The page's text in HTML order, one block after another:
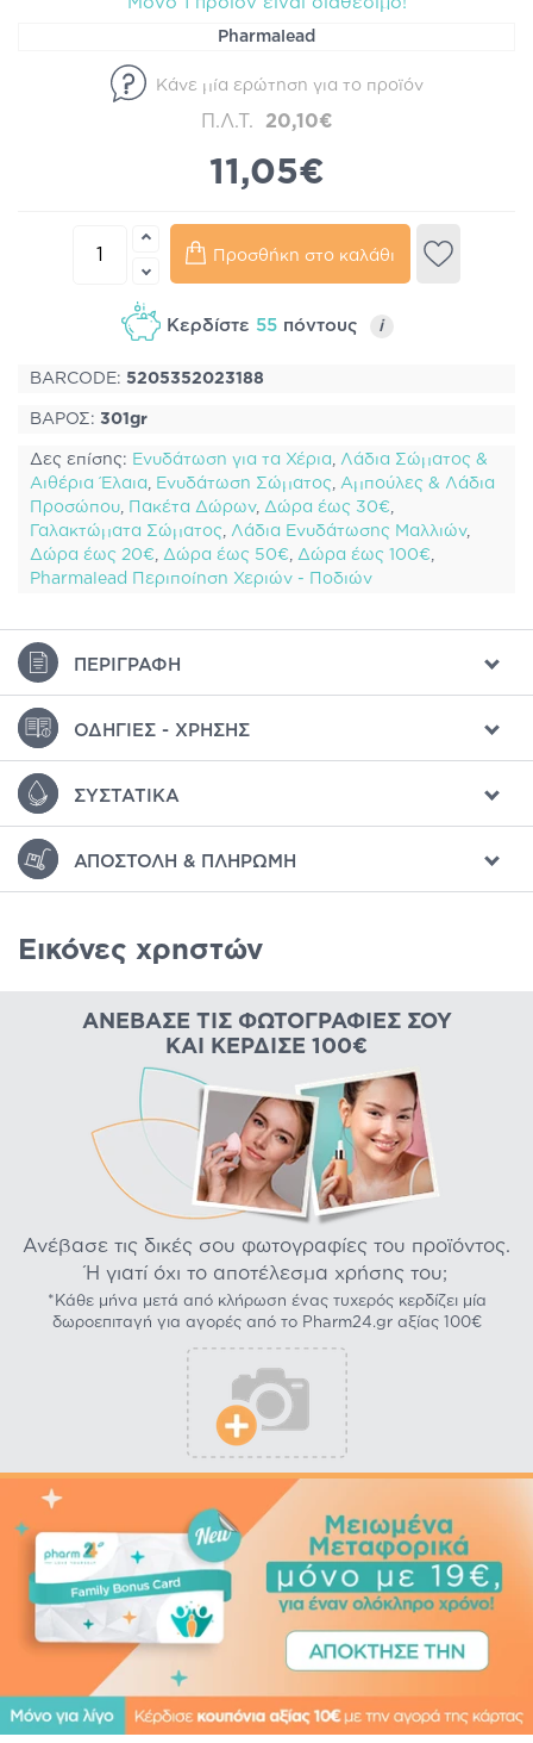
Pharmalead
Κάνε μία ερώτηση για το προϊόν
Π.Λ.Τ. 20,10€
11,05€
Προσθήκη στο καλάθι
Κερδίστε 55 πόντους i
BARCODE: 5205352023188
ΒΑΡΟΣ: 301gr
Δες επίσης: Ενυδάτωση για τα Χέρια, Λάδια Σώματος &
Αιθέρια Έλαια, Ενυδάτωση Σώματος, Αμπούλες & Λάδια
Προσώπου, Πακέτα Δώρων, Δώρα έως 30€,
Γαλακτώματα Σώματος, Λάδια Ενυδάτωσης Μαλλιών,
Δώρα έως 20€, Δώρα έως 50€, Δώρα έως 100€,
Pharmalead Περιποίηση Χεριών - Ποδιών
ΠΕΡΙΓΡΑΦΉ
ΟΔΗΓΊΕΣ - ΧΡΉΣΗΣ
ΣΥΣΤΑΤΙΚΆ
ΑΠΟΣΤΟΛΉ & ΠΛΗΡΩΜΉ
Εικόνες χρηστών
ΑΝΈΒΑΣΕ ΤΙΣ ΦΩΤΟΓΡΑΦΊΕΣ ΣΟΥ
ΚΑΙ ΚΈΡΔΙΣΕ 100€
Ανέβασε τις δικές σου φωτογραφίες του προϊόντος.
Ή γιατί όχι το αποτέλεσμα χρήσης του;
*Κάθε μήνα μετά από κλήρωση ένας τυχερός κερδίζει μία
δωροεπιταγή για αγορές από το Pharm24.gr αξίας 100€